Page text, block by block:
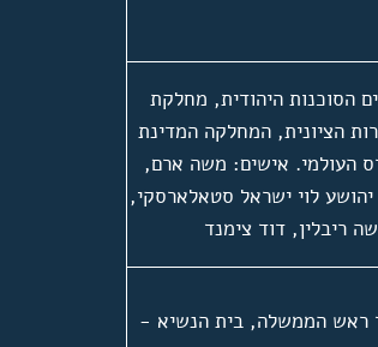
הסוכנות היהודית, מחלקת
הציונית, המחלקה המדינת
העולמי. אישים: משה ארם,
לוי ישראל סטאלארסקי,
ריבלין, דוד צימנד
ראש הממשלה, בית הנשיא -